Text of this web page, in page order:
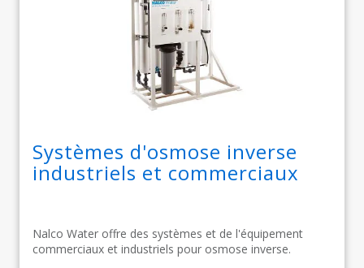
Systèmes d'osmose inverse
industriels et commerciaux
Nalco Water offre des systèmes et de l'équipement
commerciaux et industriels pour osmose inverse.